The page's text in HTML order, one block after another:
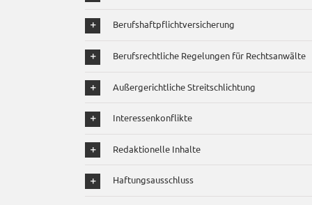
Berufshaftpflichtversicherung
Berufsrechtliche Regelungen für Rechtsanwälte
Außergerichtliche Streitschlichtung
Interessenkonflikte
Redaktionelle Inhalte
Haftungsausschluss